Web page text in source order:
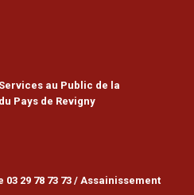
au Public de la
Pays de Revigny
29 78 73 73 / Assainissement